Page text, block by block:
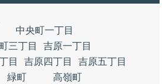
中央町一丁目
三丁目
吉原一丁目
目 吉原四丁目
吉原五丁目
緑町
高嶺町